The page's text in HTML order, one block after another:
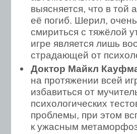
выясняется, что в
её погиб. Шерил,
смириться с тяжёлой
игре является лишь
страдающей от
Доктор Майкл
на протяжении всей
избавиться от
психологических
проблемы, при этом
к ужасным